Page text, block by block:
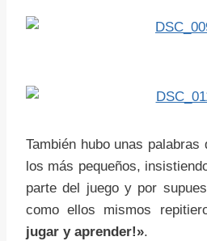
También hubo unas
los más pequeños,
parte del juego y por
como ellos mismos
jugar y aprender!».